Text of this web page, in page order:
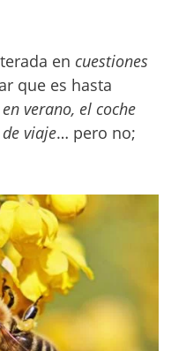
en cuestiones
que es hasta
verano, el coche
viaje… pero no;